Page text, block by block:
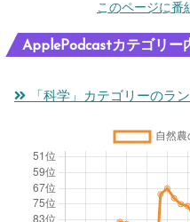
このページに番
ApplePodcastカテゴリー
「科学」カテゴリーのラ